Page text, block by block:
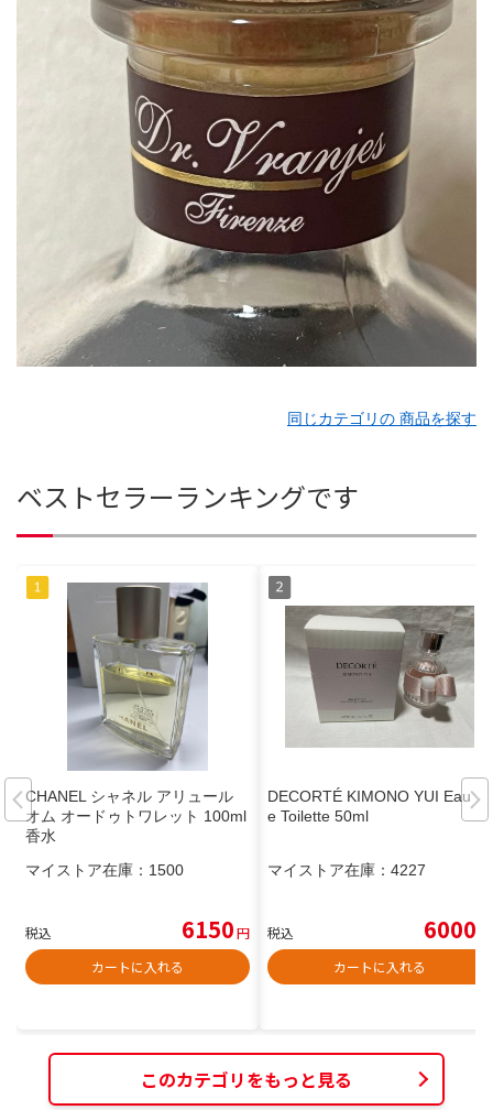
同じカテゴリの 商品を探す
ベストセラーランキングです
CHANEL シャネル アリュール
オム オードゥトワレット 100ml
香水
マイストア在庫： 1500
税込 6150円
カートに入れる
DECORTÉ KIMONO YUI Eau d
e Toilette 50ml
マイストア在庫： 4227
税込 6000
カートに入れる
このカテゴリをもっと見る